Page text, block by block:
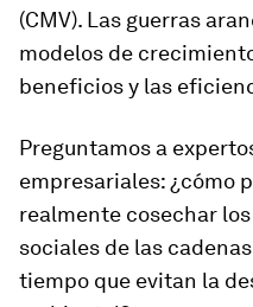
(CMV). Las guerras
modelos de
beneficios y las
Preguntamos a
empresariales: ¿cómo
realmente cosechar
sociales de las
tiempo que evitan la